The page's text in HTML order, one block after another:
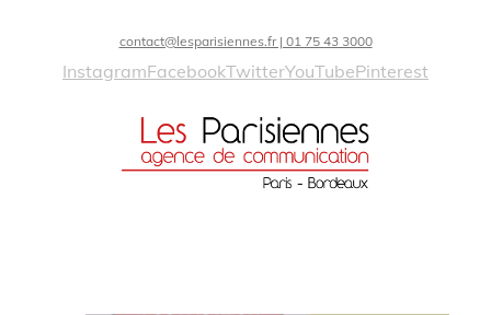
contact@lesparisiennes.fr | 01 75 43 3000
InstagramFacebookTwitterYouTubePinterest